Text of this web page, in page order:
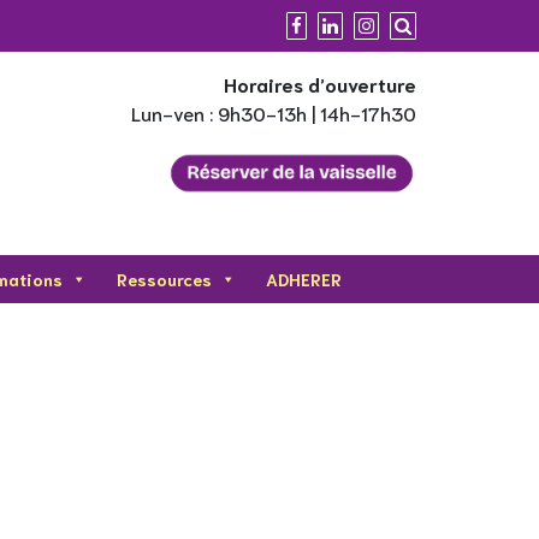
Horaires d’ouverture
Lun-ven : 9h30-13h | 14h-17h30
Ressources ADHERER